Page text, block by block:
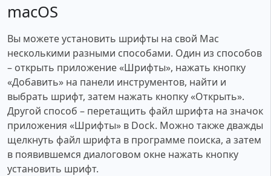
macOS
Вы можете установить шрифты на свой Mac
несколькими разными способами. Один из способов
– открыть приложение «Шрифты», нажать кнопку
«Добавить» на панели инструментов, найти и
выбрать шрифт, затем нажать кнопку «Открыть».
Другой способ – перетащить файл шрифта на значок
приложения «Шрифты» в Dock. Можно также дважды
щелкнуть файл шрифта в программе поиска, а затем
в появившемся диалоговом окне нажать кнопку
установить шрифт.